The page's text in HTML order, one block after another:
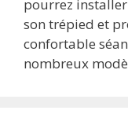
pourrez
son trépied et
confortable
nombreux